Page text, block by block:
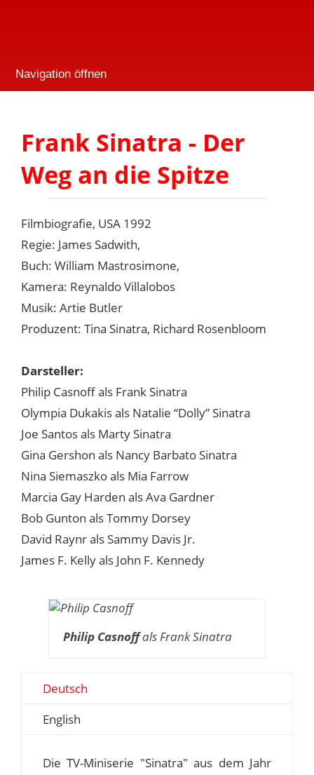
Navigation öffnen
Frank Sinatra - Der
Weg an die Spitze
Filmbiografie, USA 1992
Regie: James Sadwith,
Buch: William Mastrosimone,
Kamera: Reynaldo Villalobos
Musik: Artie Butler
Produzent: Tina Sinatra, Richard Rosenbloom
Darsteller:
Philip Casnoff als Frank Sinatra
Olympia Dukakis als Natalie “Dolly” Sinatra
Joe Santos als Marty Sinatra
Gina Gershon als Nancy Barbato Sinatra
Nina Siemaszko als Mia Farrow
Marcia Gay Harden als Ava Gardner
Bob Gunton als Tommy Dorsey
David Raynr als Sammy Davis Jr.
James F. Kelly als John F. Kennedy
Philip Casnoffals Frank Sinatra
Deutsch
English
Die TV-Miniserie "Sinatra" aus dem Jahr